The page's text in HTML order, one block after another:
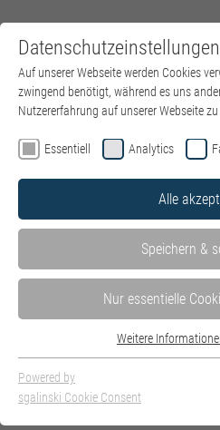
Datenschutzeinstellungen
Auf unserer Webseite werden Cookies
zwingend benötigt, während es uns
Nutzererfahrung auf unserer Webseite zu
Essentiell Analytics
Alle
Speichern &
Nur essentielle
Weitere
Powered by
sgalinski Cookie Consent